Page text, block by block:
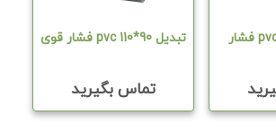
تبدیل 63*90 pvc فشار
تبدیل 90*110 pvc فشار قوی
تماس بگیرید